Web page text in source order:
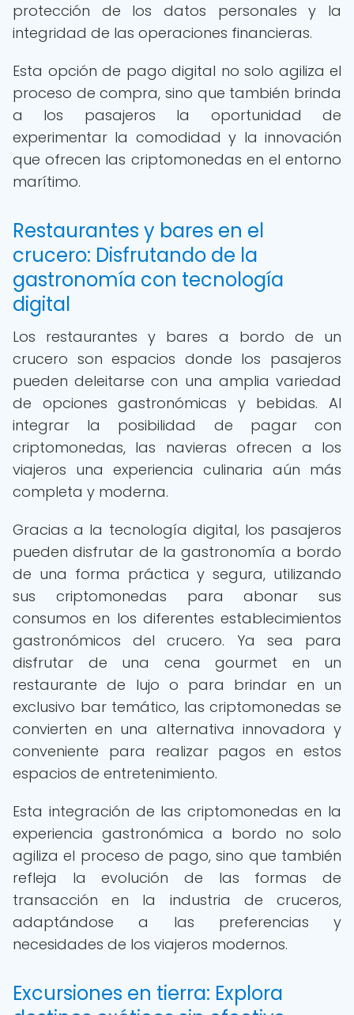
protección de los datos personales y la
integridad de las operaciones financieras.
Esta opción de pago digital no solo agiliza el
proceso de compra, sino que también brinda
a los pasajeros la oportunidad de
experimentar la comodidad y la innovación
que ofrecen las criptomonedas en el entorno
marítimo.
Restaurantes y bares en el
crucero: Disfrutando de la
gastronomía con tecnología
digital
Los restaurantes y bares a bordo de un
crucero son espacios donde los pasajeros
pueden deleitarse con una amplia variedad
de opciones gastronómicas y bebidas. Al
integrar la posibilidad de pagar con
criptomonedas, las navieras ofrecen a los
viajeros una experiencia culinaria aún más
completa y moderna.
Gracias a la tecnología digital, los pasajeros
pueden disfrutar de la gastronomía a bordo
de una forma práctica y segura, utilizando
sus criptomonedas para abonar sus
consumos en los diferentes establecimientos
gastronómicos del crucero. Ya sea para
disfrutar de una cena gourmet en un
restaurante de lujo o para brindar en un
exclusivo bar temático, las criptomonedas se
convierten en una alternativa innovadora y
conveniente para realizar pagos en estos
espacios de entretenimiento.
Esta integración de las criptomonedas en la
experiencia gastronómica a bordo no solo
agiliza el proceso de pago, sino que también
refleja la evolución de las formas de
transacción en la industria de cruceros,
adaptándose a las preferencias y
necesidades de los viajeros modernos.
Excursiones en tierra: Explora